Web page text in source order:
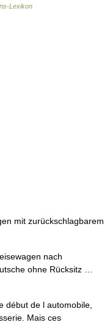
Lexikon
mit zurückschlagbarem
nach
ohne Rücksitz …
de l automobile,
Mais ces